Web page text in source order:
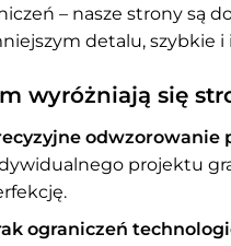
– nasze strony są
detalu, szybkie
wyróżniają się
odwzorowanie
projektu
ograniczeń